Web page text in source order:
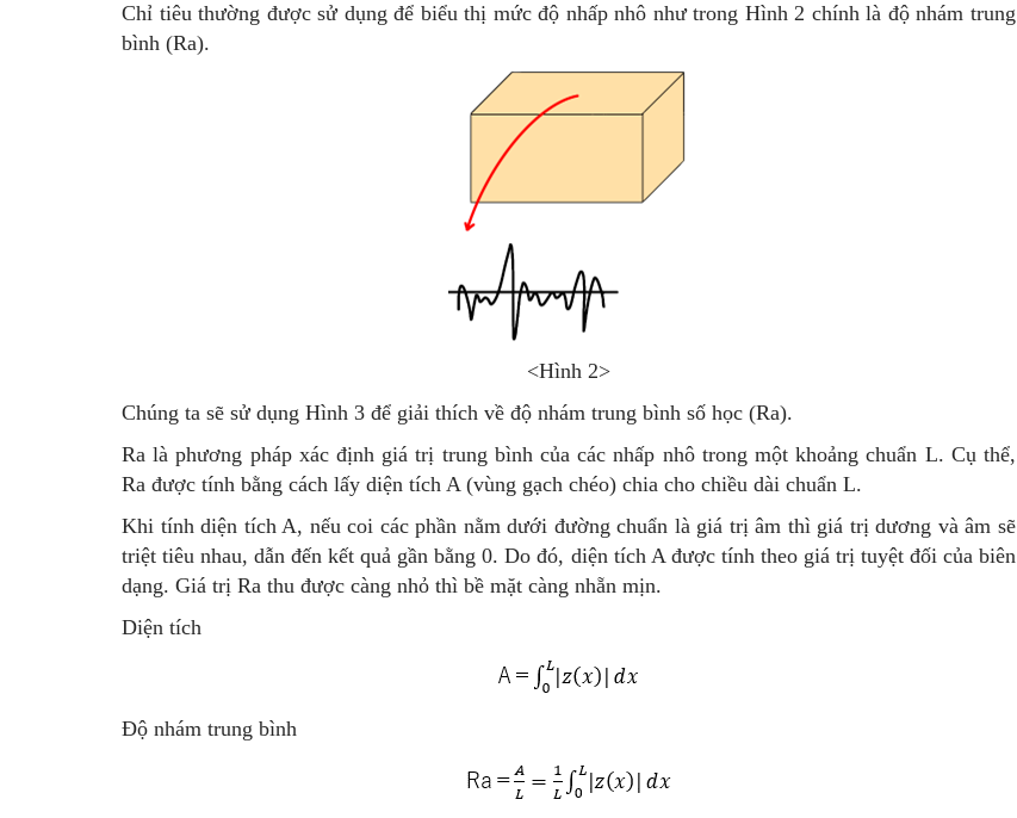
Chỉ tiêu thường được sử dụng để biểu thị mức độ nhấp nhô như trong Hình 2 chính là độ nhám trung
bình (Ra).
<Hình 2>
Chúng ta sẽ sử dụng Hình 3 để giải thích về độ nhám trung bình số học (Ra).
Ra là phương pháp xác định giá trị trung bình của các nhấp nhô trong một khoảng chuẩn L. Cụ thể,
Ra được tính bằng cách lấy diện tích A (vùng gạch chéo) chia cho chiều dài chuẩn L.
Khi tính diện tích A, nếu coi các phần nằm dưới đường chuẩn là giá trị âm thì giá trị dương và âm sẽ
triệt tiêu nhau, dẫn đến kết quả gần bằng 0. Do đó, diện tích A được tính theo giá trị tuyệt đối của biên
dạng. Giá trị Ra thu được càng nhỏ thì bề mặt càng nhẵn mịn.
Diện tích
Độ nhám trung bình